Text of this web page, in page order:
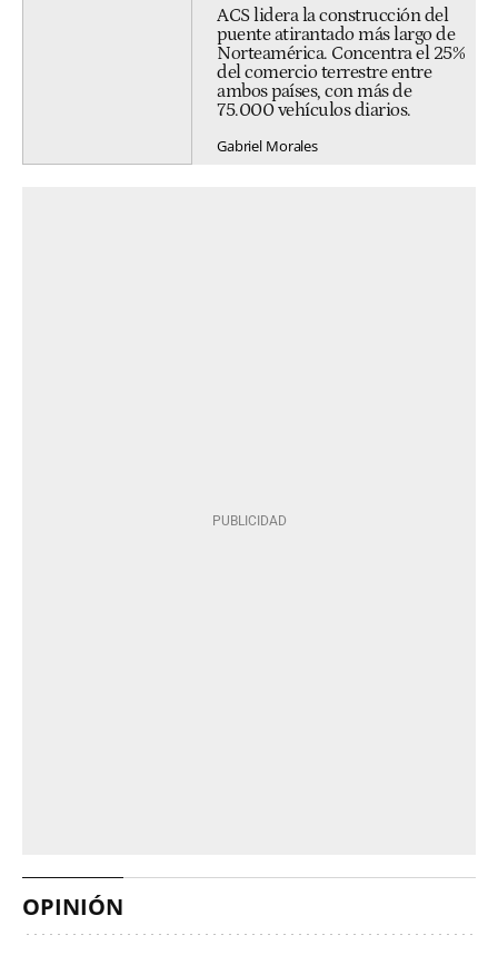
ACS lidera la construcción del
puente atirantado más largo de
Norteamérica. Concentra el 25%
del comercio terrestre entre
ambos países, con más de
75.000 vehículos diarios.
Gabriel Morales
OPINIÓN